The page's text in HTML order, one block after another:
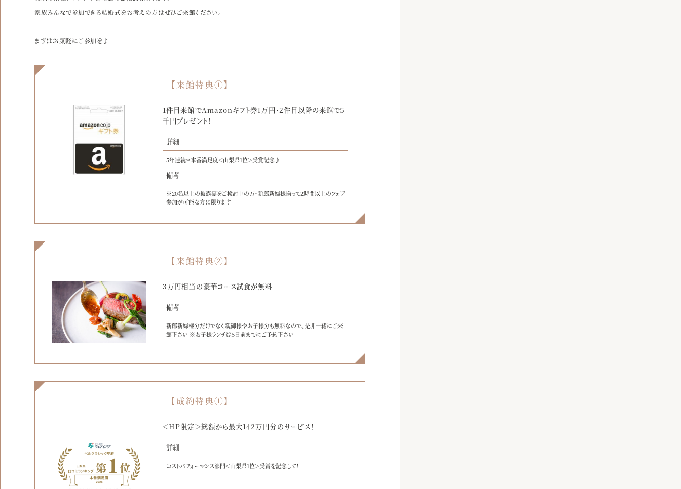
家族みんなで参加できる結婚式をお考えの方はぜひご来館ください。
まずはお気軽にご参加を♪
【来館特典①】
1件目来館でAmazonギフト券1万円・2件目以降の来館で5
千円プレゼント！
詳細
5年連続＊本番満足度＜山梨県1位＞受賞記念♪
備考
※20名以上の披露宴をご検討中の方・新郎新婦様揃って2時間以上のフェア
参加が可能な方に限ります
【来館特典②】
3万円相当の豪華コース試食が無料
備考
新郎新婦様分だけでなく親御様やお子様分も無料なので、是非一緒にご来
館下さい ※お子様ランチは5日前までにご予約下さい
【成約特典①】
＜HP限定＞総額から最大142万円分のサービス！
詳細
コストパフォーマンス部門＜山梨県1位＞受賞を記念して！